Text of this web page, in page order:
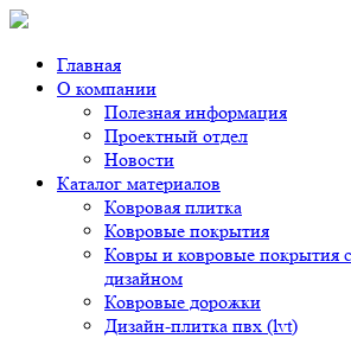
Главная
О компании
Полезная информация
Проектный отдел
Новости
Каталог материалов
Ковровая плитка
Ковровые покрытия
Ковры и ковровые покрытия
дизайном
Ковровые дорожки
Дизайн-плитка пвх (lvt)